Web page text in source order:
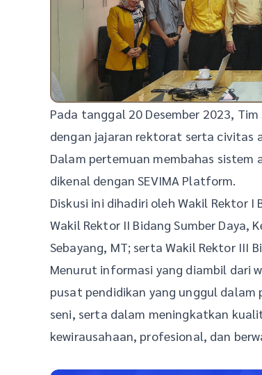
Pada tanggal 20 Desember 2023,
dengan jajaran rektorat serta civitas
Dalam pertemuan membahas sistem
dikenal dengan SEVIMA Platform.
Diskusi ini dihadiri oleh Wakil Rektor I
Wakil Rektor II Bidang Sumber Daya,
Sebayang, MT; serta Wakil Rektor III
Menurut informasi yang diambil dari
pusat pendidikan yang unggul
seni, serta dalam meningkatkan
kewirausahaan, profesional, dan